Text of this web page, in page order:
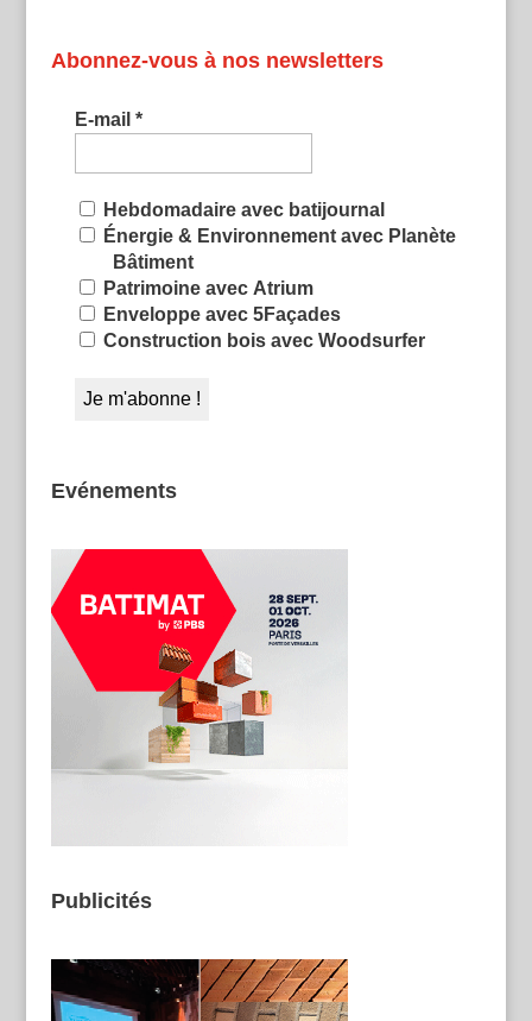
Abonnez-vous à nos newsletters
E-mail *
Hebdomadaire avec batijournal
Énergie & Environnement avec Planète
Bâtiment
Patrimoine avec Atrium
Enveloppe avec 5Façades
Construction bois avec Woodsurfer
Evénements
Publicités